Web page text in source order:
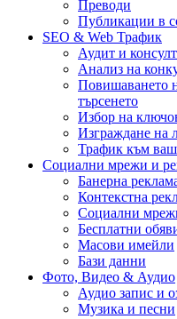
Преводи
Публикации в
SEO & Web Трафик
Аудит и
Анализ на
Повишаването
търсенето
Избор на
Изграждане на
Трафик към
Социални мрежи и
Банерна
Контекстна
Социални
Бесплатни
Масови имейли
Бази данни
Фото, Видео & Аудио
Аудио запис и
Музика и песни